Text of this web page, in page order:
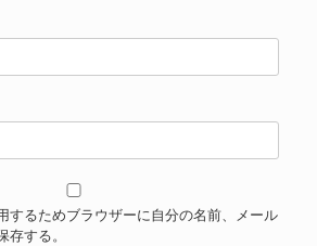
するためブラウザーに自分の名前、メール
する。